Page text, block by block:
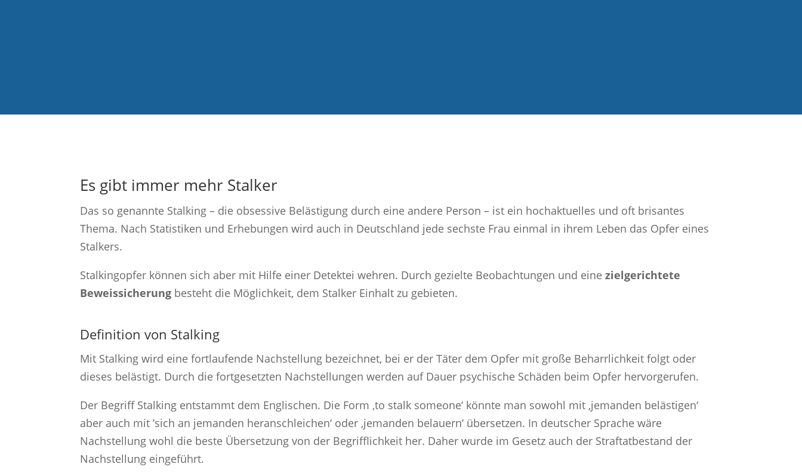
Es gibt immer mehr Stalker
Das so genannte Stalking – die obsessive Belästigung durch eine andere Person – ist ein hochaktuelles und oft brisantes
Thema. Nach Statistiken und Erhebungen wird auch in Deutschland jede sechste Frau einmal in ihrem Leben das Opfer eines
Stalkers.
Stalkingopfer können sich aber mit Hilfe einer Detektei wehren. Durch gezielte Beobachtungen und einezielgerichtete
Beweissicherung besteht die Möglichkeit, dem Stalker Einhalt zu gebieten.
Definition von Stalking
Mit Stalking wird eine fortlaufende Nachstellung bezeichnet, bei er der Täter dem Opfer mit große Beharrlichkeit folgt oder
dieses belästigt. Durch die fortgesetzten Nachstellungen werden auf Dauer psychische Schäden beim Opfer hervorgerufen.
Der Begriff Stalking entstammt dem Englischen. Die Form ‚to stalk someone‘ könnte man sowohl mit ‚jemanden belästigen‘
aber auch mit ’sich an jemanden heranschleichen‘ oder ‚jemanden belauern‘ übersetzen. In deutscher Sprache wäre
Nachstellung wohl die beste Übersetzung von der Begrifflichkeit her. Daher wurde im Gesetz auch der Straftatbestand der
Nachstellung eingeführt.